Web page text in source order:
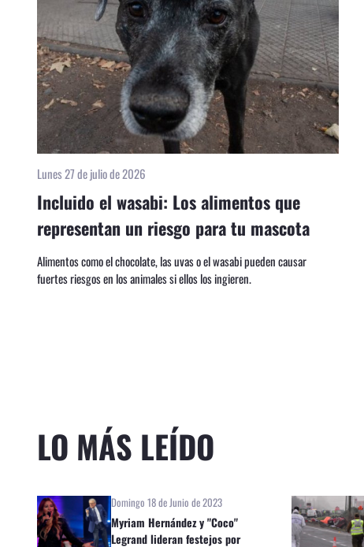
Lunes 27 de julio de 2026
Incluido el wasabi: Los alimentos que
representan un riesgo para tu mascota
Alimentos como el chocolate, las uvas o el wasabi pueden causar
fuertes riesgos en los animales si ellos los ingieren.
LO MÁS LEÍDO
Domingo 18 de Junio de 2023
Myriam Hernández y "Coco"
Legrand lideran festejos por